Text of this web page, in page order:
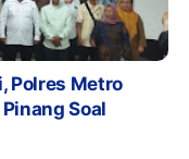
Polres Metro
Soal